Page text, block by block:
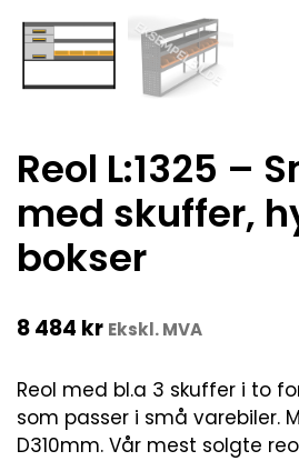
Reol L:1325 –
med skuffer,
bokser
8 484 kr Ekskl. MVA
Reol med bl.a 3 skuffer i to
som passer i små varebiler.
D310mm. Vår mest solgte